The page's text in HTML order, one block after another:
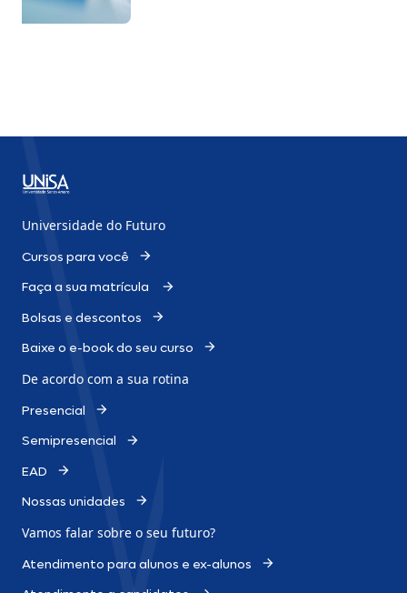
Universidade do Futuro
Cursos para você
Faça a sua matrícula
Bolsas e descontos
Baixe o e-book do seu curso
De acordo com a sua rotina
Presencial
Semipresencial
EAD
Nossas unidades
Vamos falar sobre o seu futuro?
Atendimento para alunos e ex-alunos